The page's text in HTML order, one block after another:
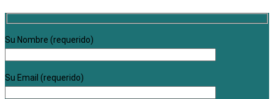
Su Nombre (requerido)
Su Email (requerido)